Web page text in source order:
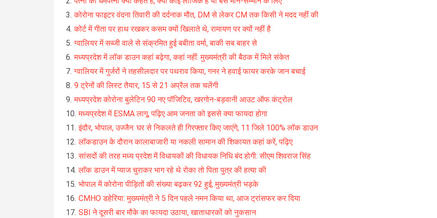
कोरोना फाइटर वंदना तिवारी की दर्दनाक मौत, DM से लेकर CM तक किसी ने मदद नहीं की
कोर्ट में गीता पर हाथ रखकर कसम क्यों खिलाते थे, रामायण पर क्यों नहीं है
ग्वालियर में सब्जी वाले से संक्रमित हुई बबीता वर्मा, बाकी सब बाहर से
मध्यप्रदेश में लॉक डाउन कहां बढ़ेगा, कहां नहीं: मुख्यमंत्री की बैठक में मिले संकेत
ग्वालियर में गुर्जरों ने तहसीलदार पर पथराव किया, गनर ने हवाई फायर करके जान बचाई
9 ट्रेनों की लिस्ट तैयार, 15 से 21 अप्रैल तक चलेंगी
मध्यप्रदेश कोरोना बुलेटिन 90 नए पॉजिटिव, खरगोन-बड़वानी आउट ऑफ कंट्रोल
मध्यप्रदेश में ESMA लागू, पढ़िए आम जनता को इससे क्या फायदा होगा
इंदौर, भोपाल, उज्जैन: घर से निकलते ही गिरफ्तार किए जाएंगे, 11 जिले 100% लॉक डाउन
लॉकडाउन के दौरान कालाबाजारी या नकली सामान की शिकायत कहां करें, पढ़िए
सांसदों की तरह मध्य प्रदेश में विधायकों की विधायक निधि बंद होगी: सीएम शिवराज सिंह
लॉक डाउन में प्याज चुराकर भाग रहे थे रोका तो पिता पुत्र की हत्या की
भोपाल में कोरोना पीड़ितों की संख्या बढ़कर 92 हुई, मुख्यमंत्री भड़के
CMHO डहेरिया: मुख्यमंत्री ने 5 दिन पहले नमन किया था, आज ट्रांसफर कर दिया
SBI ने दूसरी बार मौके का फायदा उठाया, खाताधारकों को नुकसान